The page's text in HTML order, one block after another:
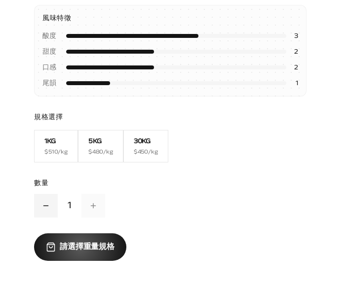
風味特徵
酸度
3
甜度
2
口感
2
尾韻
1
規格選擇
1KG
$510/kg
5KG
$480/kg
30KG
$450/kg
數量
1
請選擇重量規格